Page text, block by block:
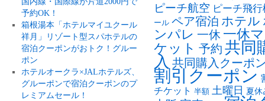
予約OK！
箱根湯本「ホテルマイユクール
祥月」リゾート型スパホテルの
宿泊クーポンがおトク！グルー
ポン
ホテルオークラ×JALホテルズ、
グルーポンで宿泊クーポンのプ
レミアムセール！
ピーチ航空 ピーチ飛行
ール ペア宿泊 ホテル
ンパレ 一休 一休
ケット 予約 共同
入 共同購入クーポ
割引クーポン
チケット 半額 土曜日 夏休